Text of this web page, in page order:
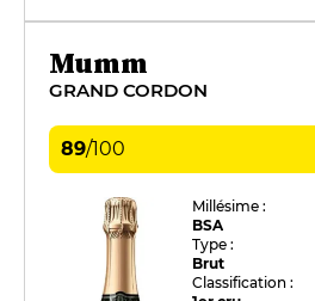
Mumm
GRAND CORDON
89/100
Millésime :
BSA
Type :
Brut
Classification :